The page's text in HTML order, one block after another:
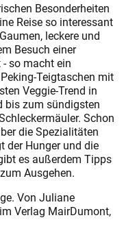
Besonderheiten
Reise so interessant
leckere und
Besuch einer
so macht ein
Teigtaschen mit
Veggie-Trend in
bis zum sündigsten
Schon
die Spezialitäten
der Hunger und die
es außerdem Tipps
Ausgehen.
Von Juliane
Verlag MairDumont,